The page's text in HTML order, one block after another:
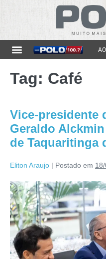
Tag: Café
Vice-presidente
Geraldo
de Taquaritinga
Eliton Araujo | Postado em